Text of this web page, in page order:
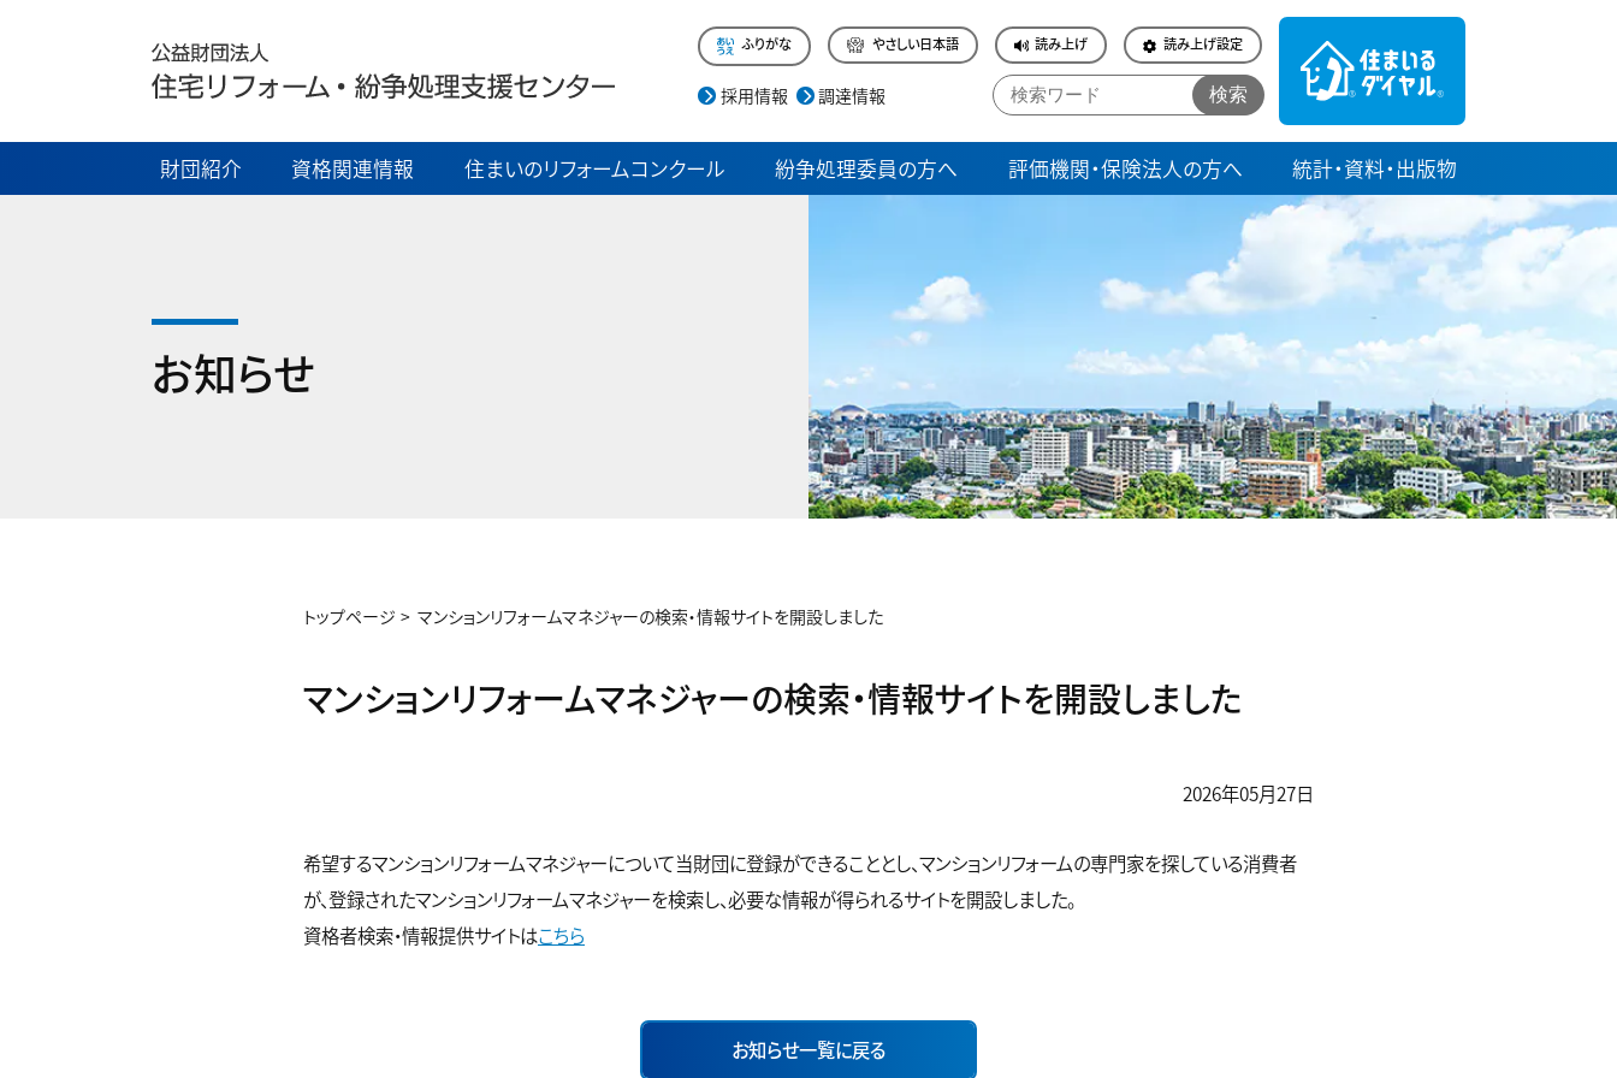
ふりがな やさしい日本語 読み上げ 読み上げ設定
採用情報 調達情報 検索
財団紹介 資格関連情報 住まいのリフォームコンクール 紛争処理委員の方へ 評価機関・保険法人の方へ 統計・資料・出版物
お知らせ
トップページ マンションリフォームマネジャーの検索・情報サイトを開設しました
マンションリフォームマネジャーの検索・情報サイトを開設しました
2026年05月27日
希望するマンションリフォームマネジャーについて当財団に登録ができることとし、マンションリフォームの専門家を探している消費者
が、登録されたマンションリフォームマネジャーを検索し、必要な情報が得られるサイトを開設しました。
資格者検索・情報提供サイトはこちら
お知らせ一覧に戻る